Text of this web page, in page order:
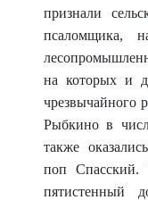
признали
псаломщика,
на которых и
чрезвычайного
Рыбкино в
также
поп Спасский.
пятистенный